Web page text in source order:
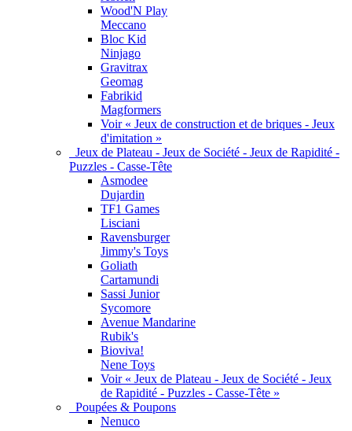
Wood'N Play
Meccano
Bloc Kid
Ninjago
Gravitrax
Geomag
Fabrikid
Magformers
Voir « Jeux de construction et de briques - Jeux
d'imitation »
Jeux de Plateau - Jeux de Société - Jeux de Rapidité -
Puzzles - Casse-Tête
Asmodee
Dujardin
TF1 Games
Lisciani
Ravensburger
Jimmy's Toys
Goliath
Cartamundi
Sassi Junior
Sycomore
Avenue Mandarine
Rubik's
Bioviva!
Nene Toys
Voir « Jeux de Plateau - Jeux de Société - Jeux
de Rapidité - Puzzles - Casse-Tête »
Poupées & Poupons
Nenuco